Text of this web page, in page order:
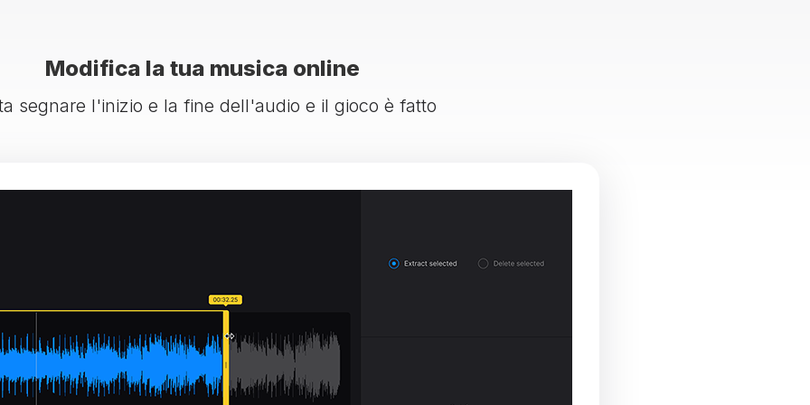
Modifica la tua musica online
segnare l'inizio e la fine dell'audio e il gioco è fatto